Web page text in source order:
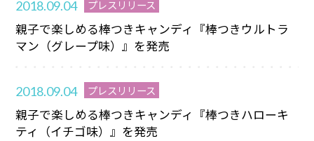
2018.09.04 プレスリリース
親子で楽しめる棒つきキャンディ『棒つきウルトラ
マン（グレープ味）』を発売
2018.09.04 プレスリリース
親子で楽しめる棒つきキャンディ『棒つきハローキ
ティ（イチゴ味）』を発売